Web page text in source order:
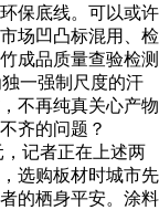
保底线。可以或许
场凹凸标混用、检
成品质量查验检测
一强制尺度的汗
不再纯真关心产物
齐的问题？
记者正在上述两
选购板材时城市先
的栖身平安。涂料